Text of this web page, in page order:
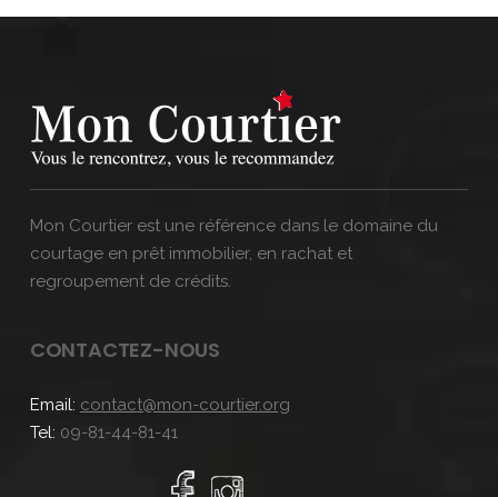
Mon Courtier est une référence dans le domaine du
courtage en prêt immobilier, en rachat et
regroupement de crédits.
CONTACTEZ-NOUS
Email: contact@mon-courtier.org
Tel: 09-81-44-81-41